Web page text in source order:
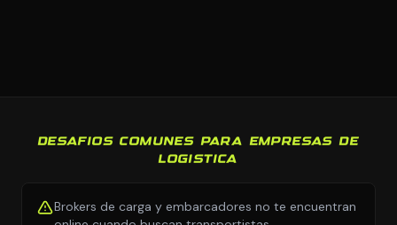
DESAFIOS COMUNES PARA EMPRESAS DE
LOGISTICA
Brokers de carga y embarcadores no te encuentran